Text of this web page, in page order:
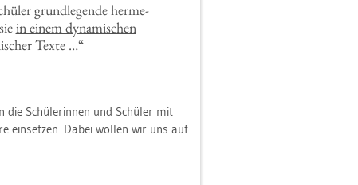
grund­le­gen­de her­me­
in einem dy­na­mi­schen
Texte …“
die Schü­le­rin­nen und Schü­ler mit
ein­set­zen. Dabei wol­len wir uns auf